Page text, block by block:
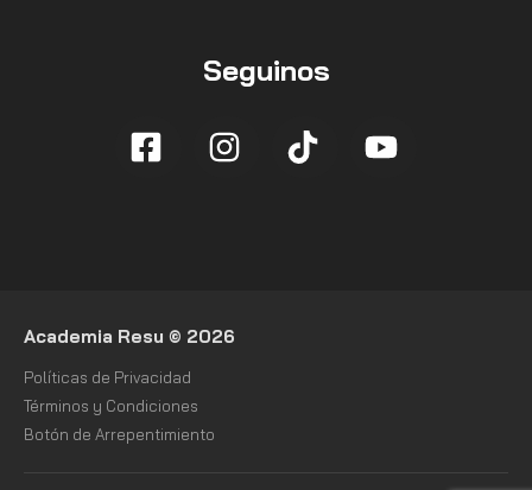
Seguinos
Academia Resu © 2026
Políticas de Privacidad
Términos y Condiciones
Botón de Arrepentimiento